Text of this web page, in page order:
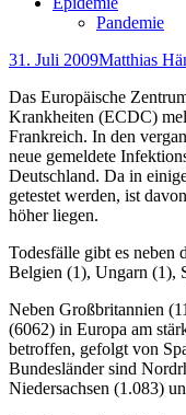
Pandemie
31. Juli 2009Matthias
Das Europäische
Krankheiten (ECDC)
Frankreich. In den
neue gemeldete
Deutschland. Da in
getestet werden, ist
höher liegen.
Todesfälle gibt es neben
Belgien (1), Ungarn (1),
Neben Großbritannien
(6062) in Europa am
betroffen, gefolgt von
Bundesländer sind
Niedersachsen (1.083)